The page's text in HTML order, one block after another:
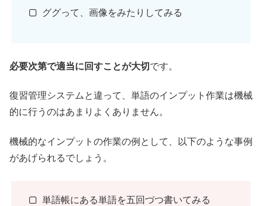
ググって、画像をみたりしてみる
必要次第で適当に回すことが大切 です。
復習管理システムと違って、単語のインプット作業は機械
的に行うのはあまりよくありません。
機械的なインプットの作業の例として、以下のような事例
があげられるでしょう。
単語帳にある単語を五回づつ書いてみる